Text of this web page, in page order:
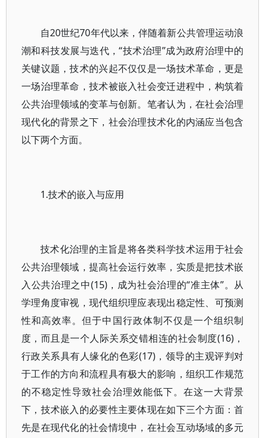
自20世纪70年代以来，伴随着新公共管理运动浪
潮和科技发展与迭代，“技术治理”成为政府治理中的
关键议题，技术的兴起不仅仅是一场技术革命，更是
一场治理革命，技术被嵌入社会变迁进程中，构筑着
公共治理领域的变革与创新。笔者认为，在社会治理
现代化的背景之下，社会治理技术化的内涵应当包含
以下两个方面。
1.技术的嵌入与应用
技术化治理的主旨是将各类科学技术运用于社会
公共治理领域，提高社会运行效率，实质是把技术嵌
入公共治理之中(15)，成为社会治理的“准主体”。从
学理角度审视，现代组织理应表现出稳定性、可预测
性和高效率。但于中国行政体制不仅是一个组织制
度，而且是一个人际关系交错相连的社会制度(16)，
行政关系具有人缘化的色彩(17)，领导的主观评判对
于工作的方向和流程具有极大的影响，组织工作规范
的不稳定性导致社会治理效能低下。在这一大背景
下，技术嵌入的必要性主要体现在如下三个方面：首
先是在现代化的社会情境中，在社会互动场域的多元